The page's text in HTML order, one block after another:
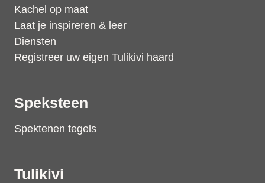
Kachel op maat
Laat je inspireren & leer
Diensten
Registreer uw eigen Tulikivi haard
Speksteen
Spektenen tegels
Tulikivi